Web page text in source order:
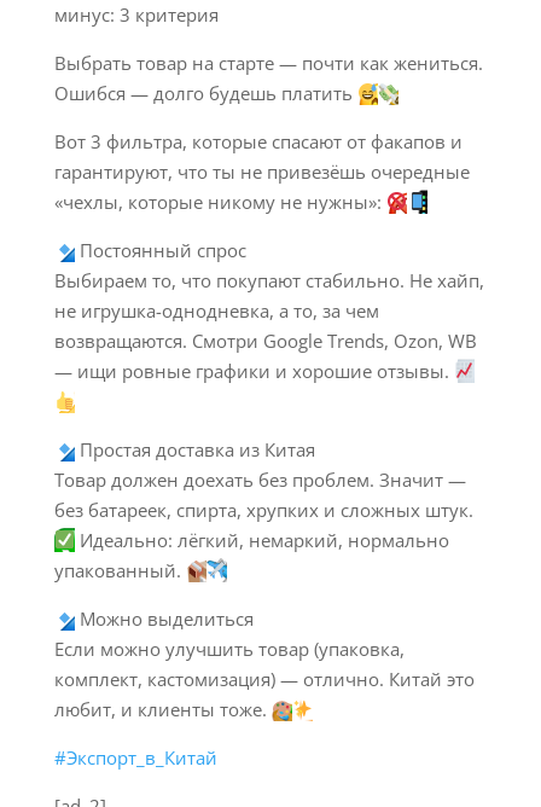
минус: 3 критерия
Выбрать товар на старте — почти как жениться.
Ошибся — долго будешь платить
Вот 3 фильтра, которые спасают от факапов и
гарантируют, что ты не привезёшь очередные
«чехлы, которые никому не нужны»:
Постоянный спрос
Выбираем то, что покупают стабильно. Не хайп,
не игрушка-однодневка, а то, за чем
возвращаются. Смотри Google Trends, Ozon, WB
— ищи ровные графики и хорошие отзывы.
Простая доставка из Китая
Товар должен доехать без проблем. Значит —
без батареек, спирта, хрупких и сложных штук.
Идеально: лёгкий, немаркий, нормально
упакованный.
Можно выделиться
Если можно улучшить товар (упаковка,
комплект, кастомизация) — отлично. Китай это
любит, и клиенты тоже.
#Экспорт_в_Китай